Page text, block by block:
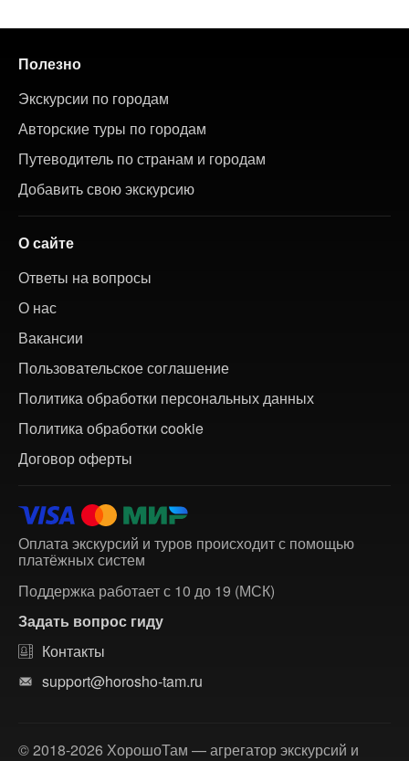
Полезно
Экскурсии по городам
Авторские туры по городам
Путеводитель по странам и городам
Добавить свою экскурсию
О сайте
Ответы на вопросы
О нас
Вакансии
Пользовательское соглашение
Политика обработки персональных данных
Политика обработки cookie
Договор оферты
Оплата экскурсий и туров происходит с помощью
платёжных систем
Поддержка работает с 10 до 19 (МСК)
Задать вопрос гиду
Контакты
support@horosho-tam.ru
© 2018-2026 ХорошоТам — агрегатор экскурсий и